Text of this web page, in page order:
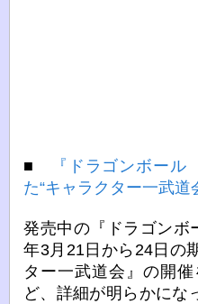
■
『ドラゴンボー
た“キャラクター一武道
発売中の『ドラゴン
年3月21日から24日の
ター一武道会』の開
ど、詳細が明らかにな